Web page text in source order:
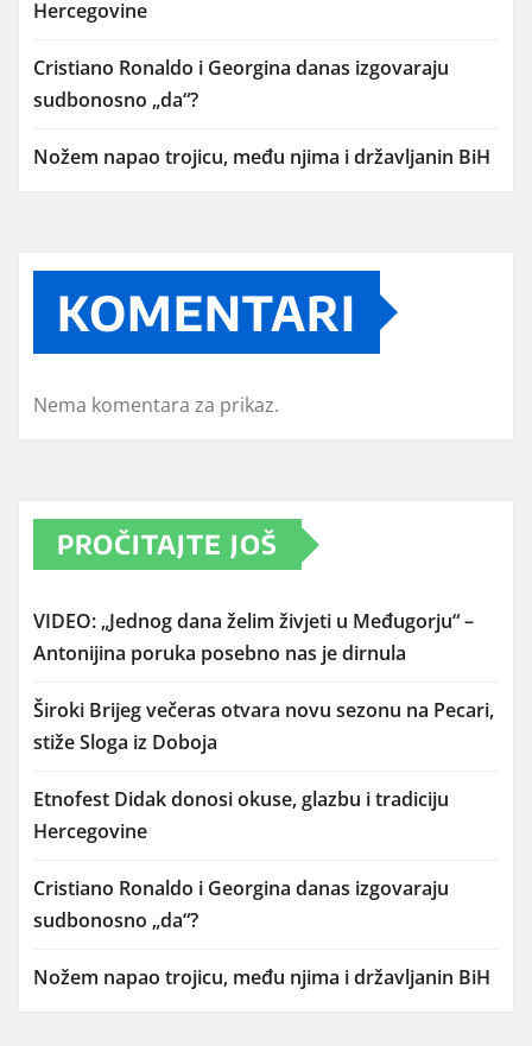
Hercegovine
Cristiano Ronaldo i Georgina danas izgovaraju
sudbonosno „da“?
Nožem napao trojicu, među njima i državljanin BiH
KOMENTARI
Nema komentara za prikaz.
PROČITAJTE JOŠ
VIDEO: „Jednog dana želim živjeti u Međugorju“ –
Antonijina poruka posebno nas je dirnula
Široki Brijeg večeras otvara novu sezonu na Pecari,
stiže Sloga iz Doboja
Etnofest Didak donosi okuse, glazbu i tradiciju
Hercegovine
Cristiano Ronaldo i Georgina danas izgovaraju
sudbonosno „da“?
Nožem napao trojicu, među njima i državljanin BiH